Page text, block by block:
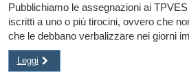
Pubblichiamo le assegnazioni ai
iscritti a uno o più tirocini, ovvero che
che le debbano verbalizzare nei giorni
Leggi